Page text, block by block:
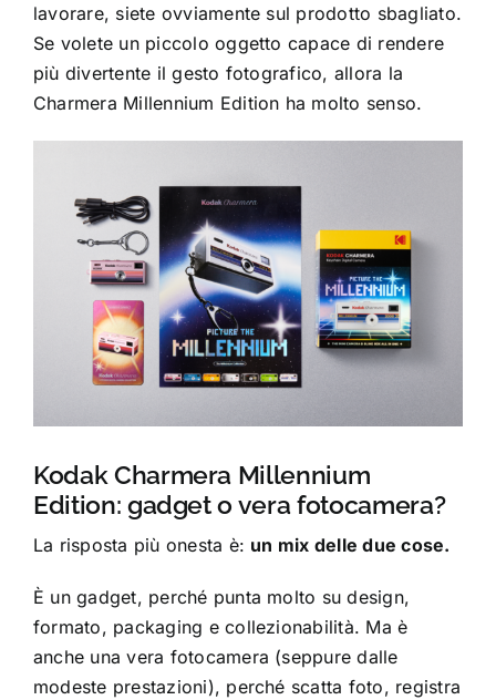
lavorare, siete ovviamente sul prodotto sbagliato.
Se volete un piccolo oggetto capace di rendere
più divertente il gesto fotografico, allora la
Charmera Millennium Edition ha molto senso.
Kodak Charmera Millennium
Edition: gadget o vera fotocamera?
La risposta più onesta è: un mix delle due cose.
È un gadget, perché punta molto su design,
formato, packaging e collezionabilità. Ma è
anche una vera fotocamera (seppure dalle
modeste prestazioni), perché scatta foto, registra